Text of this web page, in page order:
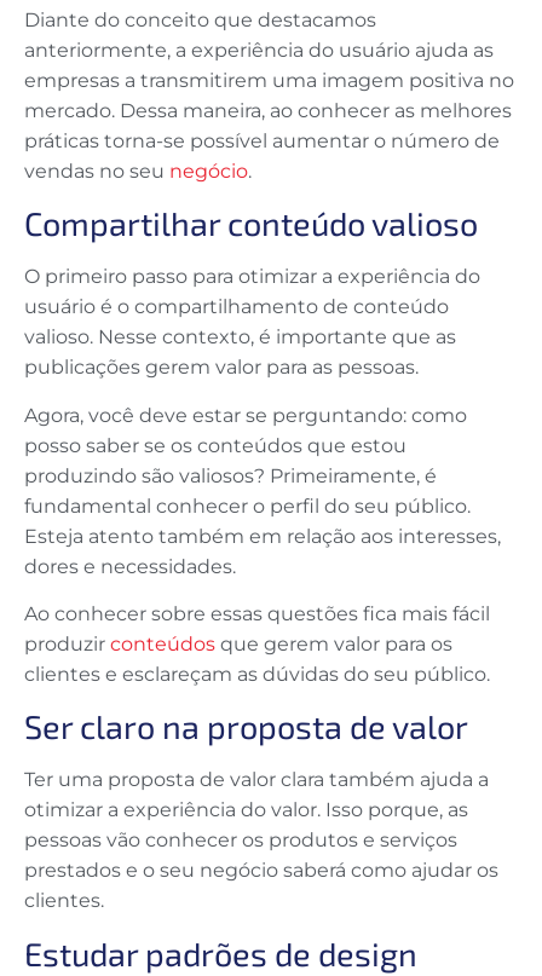
Diante do conceito que destacamos
anteriormente, a experiência do usuário ajuda as
empresas a transmitirem uma imagem positiva no
mercado. Dessa maneira, ao conhecer as melhores
práticas torna-se possível aumentar o número de
vendas no seu negócio.
Compartilhar conteúdo valioso
O primeiro passo para otimizar a experiência do
usuário é o compartilhamento de conteúdo
valioso. Nesse contexto, é importante que as
publicações gerem valor para as pessoas.
Agora, você deve estar se perguntando: como
posso saber se os conteúdos que estou
produzindo são valiosos? Primeiramente, é
fundamental conhecer o perfil do seu público.
Esteja atento também em relação aos interesses,
dores e necessidades.
Ao conhecer sobre essas questões fica mais fácil
produzir conteúdos que gerem valor para os
clientes e esclareçam as dúvidas do seu público.
Ser claro na proposta de valor
Ter uma proposta de valor clara também ajuda a
otimizar a experiência do valor. Isso porque, as
pessoas vão conhecer os produtos e serviços
prestados e o seu negócio saberá como ajudar os
clientes.
Estudar padrões de design